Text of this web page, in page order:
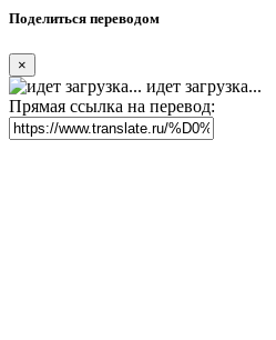
Поделиться переводом
×
идет загрузка...
Прямая ссылка на перевод: